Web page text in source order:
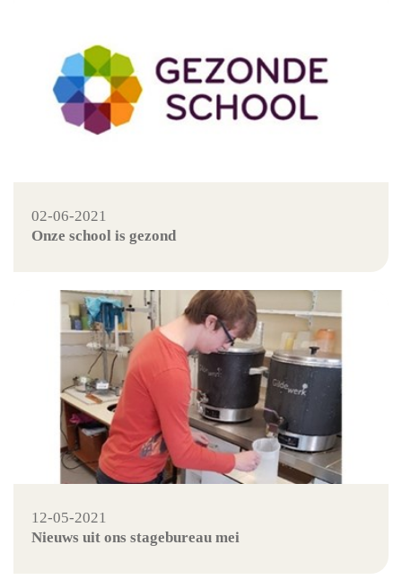
02-06-2021
Onze school is gezond
12-05-2021
Nieuws uit ons stagebureau mei